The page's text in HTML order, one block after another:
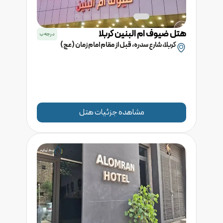
هتلضیوف ام البنینکربلا درجهب
کربلا، شارع سدره، قبل از مقام امام زمان (عج)
مشاهده جزئیات هتل